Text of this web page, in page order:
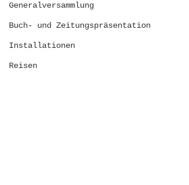
Generalversammlung
Buch- und Zeitungspräsentation
Installationen
Reisen